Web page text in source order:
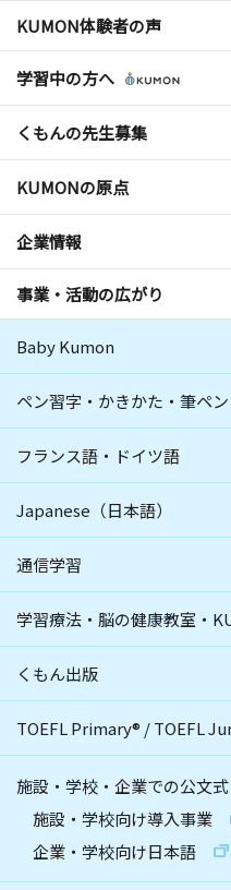
KUMON体験者の声
学習中の方へ
くもんの先生募集
KUMONの原点
企業情報
事業・活動の広がり
Baby Kumon
ペン習字・かきかた・筆ペ
フランス語・ドイツ語
Japanese（日本語）
通信学習
学習療法・脳の健康教室・
くもん出版
TOEFL Primary® /TOEFL
施設・学校・企業での公文式
施設・学校向け導入事業
企業・学校向け日本語